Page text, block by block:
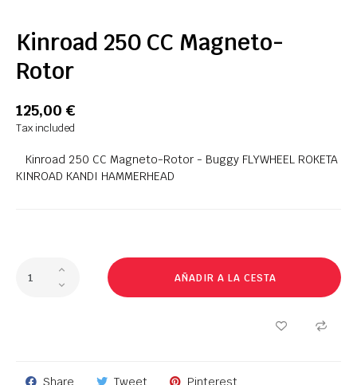
Kinroad 250 CC Magneto-
Rotor
125,00 €
Tax included
Kinroad 250 CC Magneto-Rotor - Buggy FLYWHEEL ROKETA
KINROAD KANDI HAMMERHEAD
AÑADIR A LA CESTA
Share Tweet Pinterest